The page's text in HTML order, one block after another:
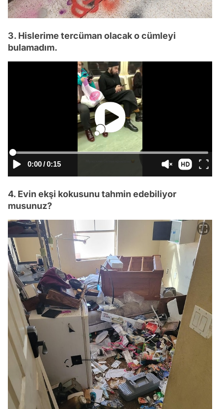
3. Hislerime tercüman olacak o cümleyi
bulamadım.
0:00/0:15
4. Evin ekşi kokusunu tahmin edebiliyor
musunuz?